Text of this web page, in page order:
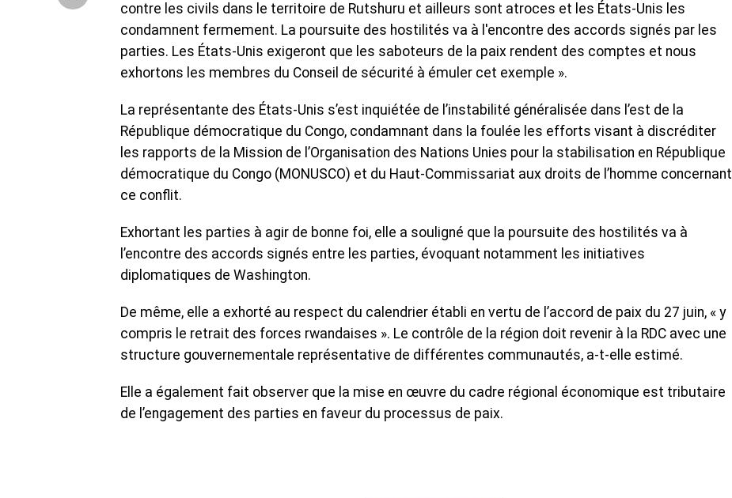
contre les civils dans le territoire de Rutshuru et ailleurs sont atroces et les États-Unis les
condamnent fermement. La poursuite des hostilités va à l'encontre des accords signés par les
parties. Les États-Unis exigeront que les saboteurs de la paix rendent des comptes et nous
exhortons les membres du Conseil de sécurité à émuler cet exemple ».
La représentante des États-Unis s’est inquiétée de l’instabilité généralisée dans l’est de la
République démocratique du Congo, condamnant dans la foulée les efforts visant à discréditer
les rapports de la Mission de l’Organisation des Nations Unies pour la stabilisation en République
démocratique du Congo (MONUSCO) et du Haut-Commissariat aux droits de l’homme concernant
ce conflit.
Exhortant les parties à agir de bonne foi, elle a souligné que la poursuite des hostilités va à
l’encontre des accords signés entre les parties, évoquant notamment les initiatives
diplomatiques de Washington.
De même, elle a exhorté au respect du calendrier établi en vertu de l’accord de paix du 27 juin, « y
compris le retrait des forces rwandaises ». Le contrôle de la région doit revenir à la RDC avec une
structure gouvernementale représentative de différentes communautés, a-t-elle estimé.
Elle a également fait observer que la mise en œuvre du cadre régional économique est tributaire
de l’engagement des parties en faveur du processus de paix.